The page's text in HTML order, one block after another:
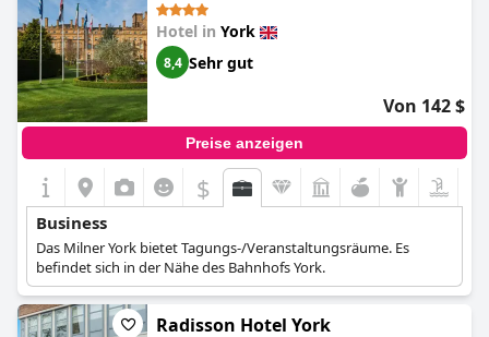
Hotel in York
8,4 Sehr gut
Von 142 $
Preise anzeigen
$
Business
Das Milner York bietet Tagungs-/Veranstaltungsräume. Es
befindet sich in der Nähe des Bahnhofs York.
Radisson Hotel York